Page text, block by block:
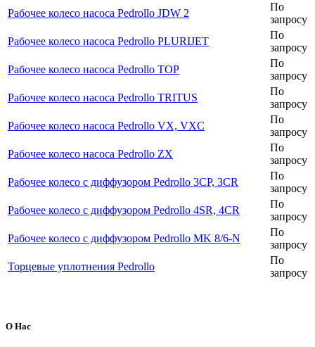
Рабочее колесо насоса Pedrollo JDW 2
По
запросу
Рабочее колесо насоса Pedrollo PLURIJET
По
запросу
Рабочее колесо насоса Pedrollo TOP
По
запросу
Рабочее колесо насоса Pedrollo TRITUS
По
запросу
Рабочее колесо насоса Pedrollo VX, VXC
По
запросу
Рабочее колесо насоса Pedrollo ZX
По
запросу
Рабочее колесо с диффузором Pedrollo 3CP, 3CR
По
запросу
Рабочее колесо с диффузором Pedrollo 4SR, 4CR
По
запросу
Рабочее колесо с диффузором Pedrollo MK 8/6-N
По
запросу
Торцевые уплотнения Pedrollo
По
запросу
О Нас